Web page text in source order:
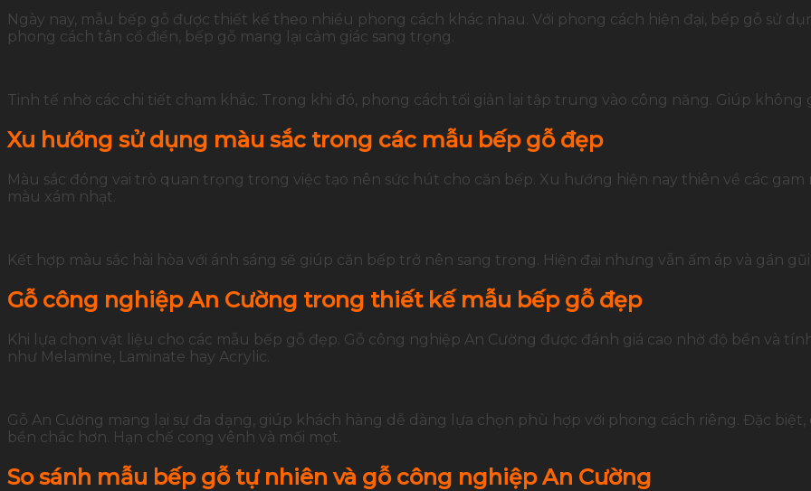
Ngày nay, mẫu bếp gỗ được thiết kế theo nhiều phong cách khác nhau. Với phong cách hiện đại, bếp gỗ sử
phong cách tân cổ điển, bếp gỗ mang lại cảm giác sang trọng.
Tinh tế nhờ các chi tiết chạm khắc. Trong khi đó, phong cách tối giản lại tập trung vào công năng. Giúp
Xu hướng sử dụng màu sắc trong các mẫu bếp gỗ đẹp
Màu sắc đóng vai trò quan trọng trong việc tạo nên sức hút cho căn bếp. Xu hướng hiện nay thiên về các
màu xám nhạt.
Kết hợp màu sắc hài hòa với ánh sáng sẽ giúp căn bếp trở nên sang trọng. Hiện đại nhưng vẫn ấm áp và gần gũi.
Gỗ công nghiệp An Cường trong thiết kế mẫu bếp gỗ đẹp
Khi lựa chọn vật liệu cho các mẫu bếp gỗ đẹp. Gỗ công nghiệp An Cường được đánh giá cao nhờ độ bền và
như Melamine, Laminate hay Acrylic.
Gỗ An Cường mang lại sự đa dạng, giúp khách hàng dễ dàng lựa chọn phù hợp với phong cách riêng. Đặc
bền chắc hơn. Hạn chế cong vênh và mối mọt.
So sánh mẫu bếp gỗ tự nhiên và gỗ công nghiệp An Cường